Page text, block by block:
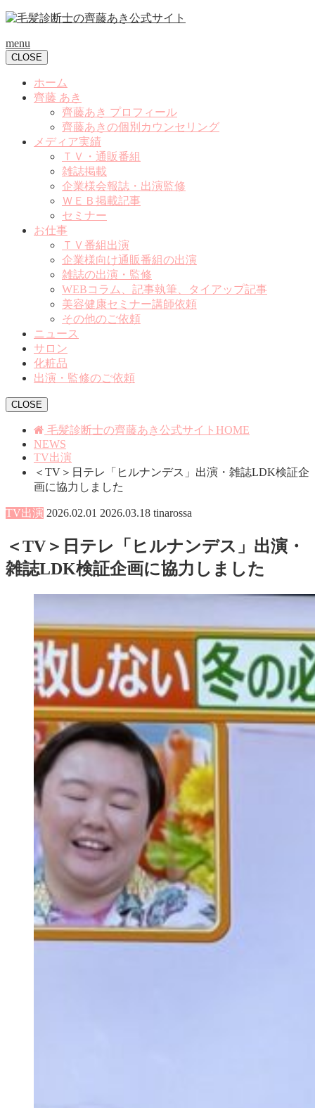
menu
CLOSE
ホーム
齊藤 あき
齊藤あき プロフィール
齊藤あきの個別カウンセリング
メディア実績
ＴＶ・通販番組
雑誌掲載
企業様会報誌・出演監修
ＷＥＢ掲載記事
セミナー
お仕事
ＴＶ番組出演
企業様向け通販番組の出演
雑誌の出演・監修
WEBコラム、記事執筆、タイアップ記事
美容健康セミナー講師依頼
その他のご依頼
ニュース
サロン
化粧品
出演・監修のご依頼
CLOSE
毛髪診断士の齊藤あき公式サイトHOME
NEWS
TV出演
＜TV＞日テレ「ヒルナンデス」出演・雑誌LDK検証企
画に協力しました
TV出演 2026.02.01 2026.03.18 tinarossa
＜TV＞日テレ「ヒルナンデス」出演・
雑誌LDK検証企画に協力しました